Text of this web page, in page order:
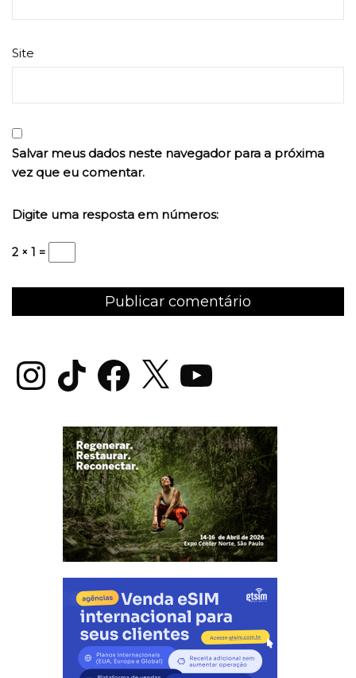
Site
Salvar meus dados neste navegador para a próxima
vez que eu comentar.
Digite uma resposta em números:
2 × 1 =
InstagramTikTok Facebook
X YouTube